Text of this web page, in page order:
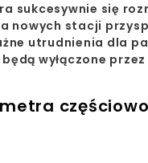
sukcesywnie się
nowych stacji
utrudnienia dla
wyłączone przez
częściowo